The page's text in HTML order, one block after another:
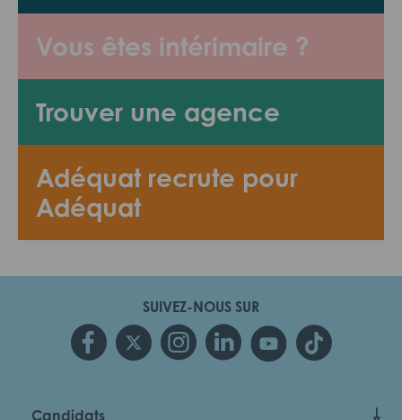
Vous êtes intérimaire ?
Trouver une agence
Adéquat recrute pour
Adéquat
SUIVEZ-NOUS SUR
Candidats